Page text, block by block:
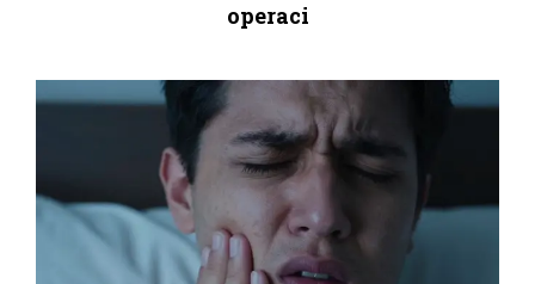
operaci